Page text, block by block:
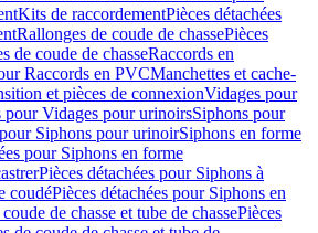
Kits de raccordementPièces détachées
Rallonges de coude de chassePièces
de coude de chasseRaccords en
Raccords en PVCManchettes et cache-
et pièces de connexionVidages pour
pour Vidages pour urinoirsSiphons pour
Siphons pour urinoirSiphons en forme
pour Siphons en forme
Pièces détachées pour Siphons à
coudéPièces détachées pour Siphons en
de chasse et tube de chassePièces